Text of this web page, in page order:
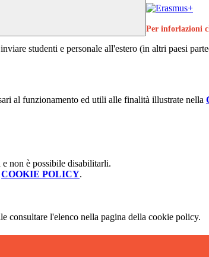
Per inforlazioni
studenti e personale all'estero (in altri paesi
al funzionamento ed utili alle finalità illustrate nella
non è possibile disabilitarli.
COOKIE POLICY.
consultare l'elenco nella pagina della cookie policy.